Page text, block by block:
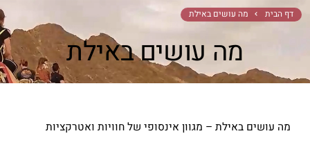
דף הבית מה עושים באילת
מה עושים באילת
מה עושים באילת – מגוון אינסופי של חוויות ואטרקציות
ראשי
שיעורי רכיבת סוסים
אודות